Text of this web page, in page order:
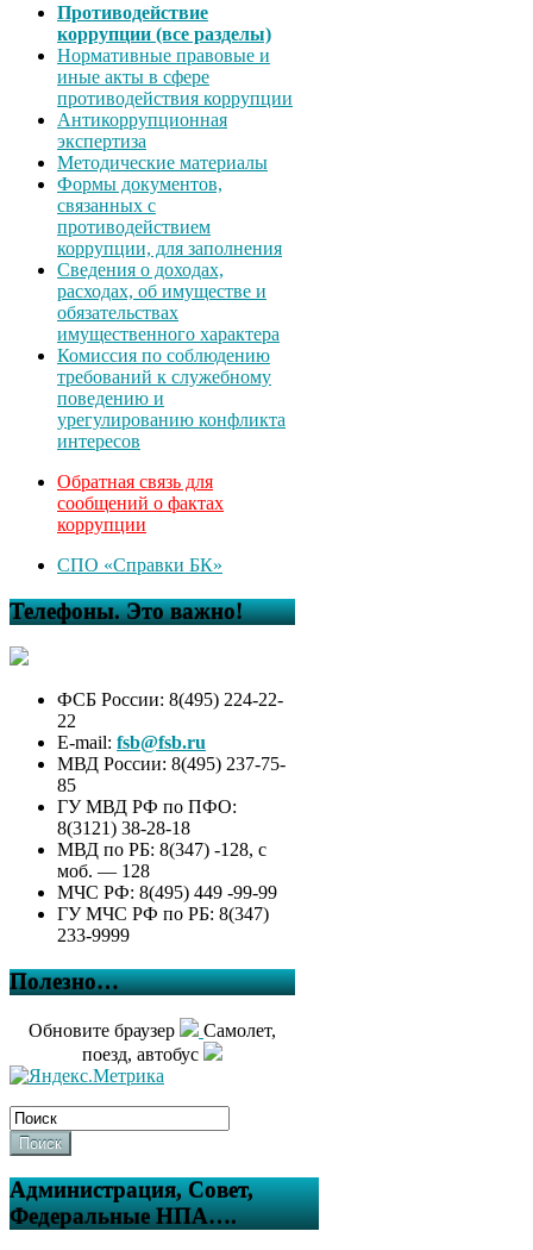
Противодействие
коррупции (все разделы)
Нормативные правовые и
иные акты в сфере
противодействия коррупции
Антикоррупционная
экспертиза
Методические материалы
Формы документов,
связанных с
противодействием
коррупции, для заполнения
Сведения о доходах,
расходах, об имуществе и
обязательствах
имущественного характера
Комиссия по соблюдению
требований к служебному
поведению и
урегулированию конфликта
интересов
Обратная связь для
сообщений о фактах
коррупции
СПО «Справки БК»
Телефоны. Это важно!
ФСБ России: 8(495) 224-22-
22
E-mail: fsb@fsb.ru
МВД России: 8(495) 237-75-
85
ГУ МВД РФ по ПФО:
8(3121) 38-28-18
МВД по РБ: 8(347) -128, с
моб. — 128
МЧС РФ: 8(495) 449 -99-99
ГУ МЧС РФ по РБ: 8(347)
233-9999
Полезно…
Обновите браузер
Самолет,
поезд, автобус
Поиск
Администрация, Совет,
Федеральные НПА….